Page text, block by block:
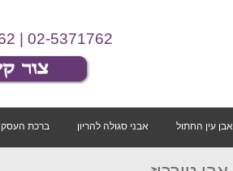
02-5371762 | 052-3852662
אבן עין החתול אבני סגולה להריון ברכת העסק